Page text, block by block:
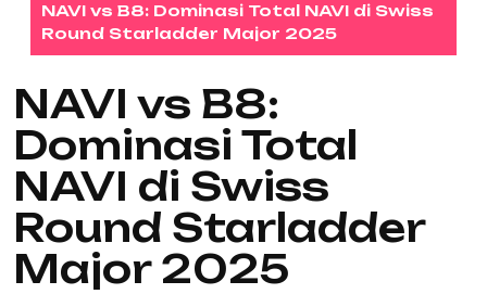
NAVI vs B8: Dominasi Total NAVI di Swiss
Round Starladder Major 2025
NAVI vs B8:
Dominasi Total
NAVI di Swiss
Round Starladder
Major 2025